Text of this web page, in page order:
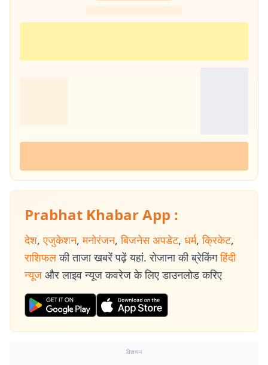
Prabhat Khabar App :
देश, एजुकेशन, मनोरंजन, बिजनेस अपडेट, धर्म, क्रिकेट,
राशिफल की ताजा खबरें पढ़ें यहां. रोजाना की ब्रेकिंग हिंदी
न्यूज और लाइव न्यूज कवरेज के लिए डाउनलोड करिए
विज्ञापन